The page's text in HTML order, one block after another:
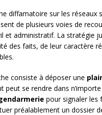
diffamatoire sur les réseaux
de plusieurs voies de
et administratif. La stratégie
des faits, de leur caractère
consiste à déposer une
peut se rendre dans
pour signaler les
préalablement un dossier